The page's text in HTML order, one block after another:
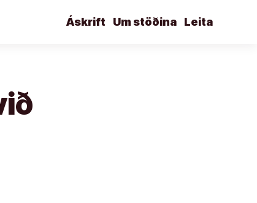
Leita
Um stöðina
Áskrift